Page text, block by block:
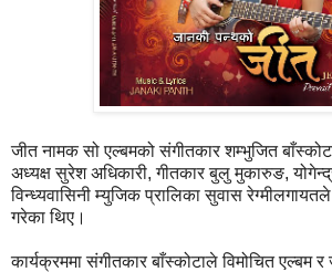
जीत नामक सो एल्बमको संगीतकार शम्भुजित
अध्यक्ष सुरेश अधिकारी, गीतकार बुलु मुकारुङ,
विन्ध्यवासिनी म्युजिक प्रालिका सुवास
गरेका थिए।
कार्यक्रममा संगीतकार बाँस्कोटाले विमोचित एल्बम